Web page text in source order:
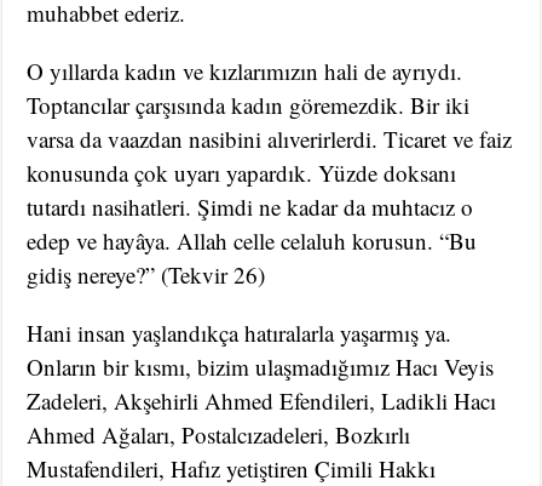
muhabbet ederiz.
O yıllarda kadın ve kızlarımızın hali de ayrıydı.
Toptancılar çarşısında kadın göremezdik. Bir iki
varsa da vaazdan nasibini alıverirlerdi. Ticaret ve faiz
konusunda çok uyarı yapardık. Yüzde doksanı
tutardı nasihatleri. Şimdi ne kadar da muhtacız o
edep ve hayâya. Allah celle celaluh korusun. “Bu
gidiş nereye?” (Tekvir 26)
Hani insan yaşlandıkça hatıralarla yaşarmış ya.
Onların bir kısmı, bizim ulaşmadığımız Hacı Veyis
Zadeleri, Akşehirli Ahmed Efendileri, Ladikli Hacı
Ahmed Ağaları, Postalcızadeleri, Bozkırlı
Mustafendileri, Hafız yetiştiren Çimili Hakkı